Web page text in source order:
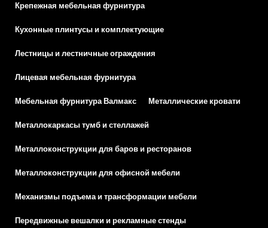
Крепежная мебельная фурнитура
Кухонные плинтусы и комплектующие
Лестницы и лестничные ограждения
Лицевая мебельная фурнитура
Мебельная фурнитура Валмакс Металлические кровати
Металлокаркасы тумб и стеллажей
Металлоконструкции для баров и ресторанов
Металлоконструкции для офисной мебели
Механизмы подъема и трансформации мебели
Передвижные вешалки и рекламные стенды